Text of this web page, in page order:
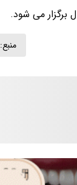
منبع: